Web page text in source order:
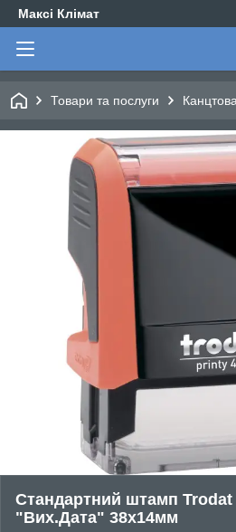
Максі Клімат
Товари та послуги
Стандартний штамп
"Вих.Дата" 38х14мм